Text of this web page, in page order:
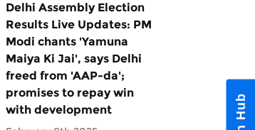
Delhi Assembly Election
Results Live Updates: PM
Modi chants 'Yamuna
Maiya Ki Jai', says Delhi
freed from 'AAP-da';
promises to repay win
with development